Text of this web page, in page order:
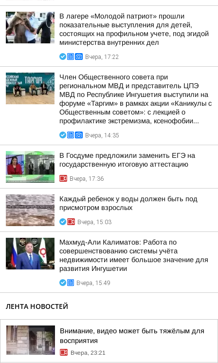
В лагере «Молодой патриот» прошли
показательные выступления для детей,
состоящих на профильном учете, под эгидой
министерства внутренних дел
Вчера, 17:22
Член Общественного совета при
региональном МВД и представитель ЦПЭ
МВД по Республике Ингушетия выступили на
форуме «Таргим» в рамках акции «Каникулы с
Общественным советом»: с лекцией о
профилактике экстремизма, ксенофобии...
Вчера, 14:35
В Госдуме предложили заменить ЕГЭ на
государственную итоговую аттестацию
Вчера, 17:36
Каждый ребенок у воды должен быть под
присмотром взрослых
Вчера, 15:03
Махмуд-Али Калиматов: Работа по
совершенствованию системы учёта
недвижимости имеет большое значение для
развития Ингушетии
Вчера, 15:49
ЛЕНТА НОВОСТЕЙ
Внимание, видео может быть тяжёлым для
восприятия
Вчера, 23:21